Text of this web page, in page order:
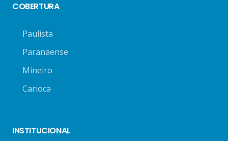
COBERTURA
Paulista
Paranaense
Mineiro
Carioca
INSTITUCIONAL